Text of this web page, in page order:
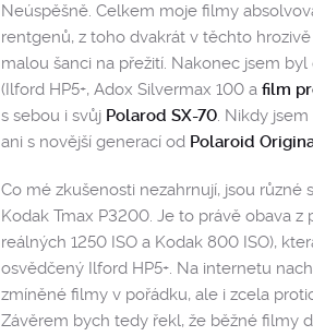
Neúspěšně. Celkem moje filmy
rentgenů, z toho dvakrát v těchto
malou šanci na přežití. Nakonec jsem
(Ilford HP5+, Adox Silvermax 100 a film
s sebou i svůj Polarod SX-70. Nikdy
ani s novější generací od Polaroid
Co mé zkušenosti nezahrnují, jsou různé
Kodak Tmax P3200. Je to právě obava
reálných 1250 ISO a Kodak 800 ISO),
osvědčený Ilford HP5+. Na internetu
zmíněné filmy v pořádku, ale i zcela
Závěrem bych tedy řekl, že běžné filmy